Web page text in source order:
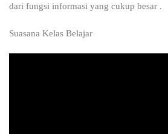
dari fungsi informasi yang cukup besar .
Suasana Kelas Belajar